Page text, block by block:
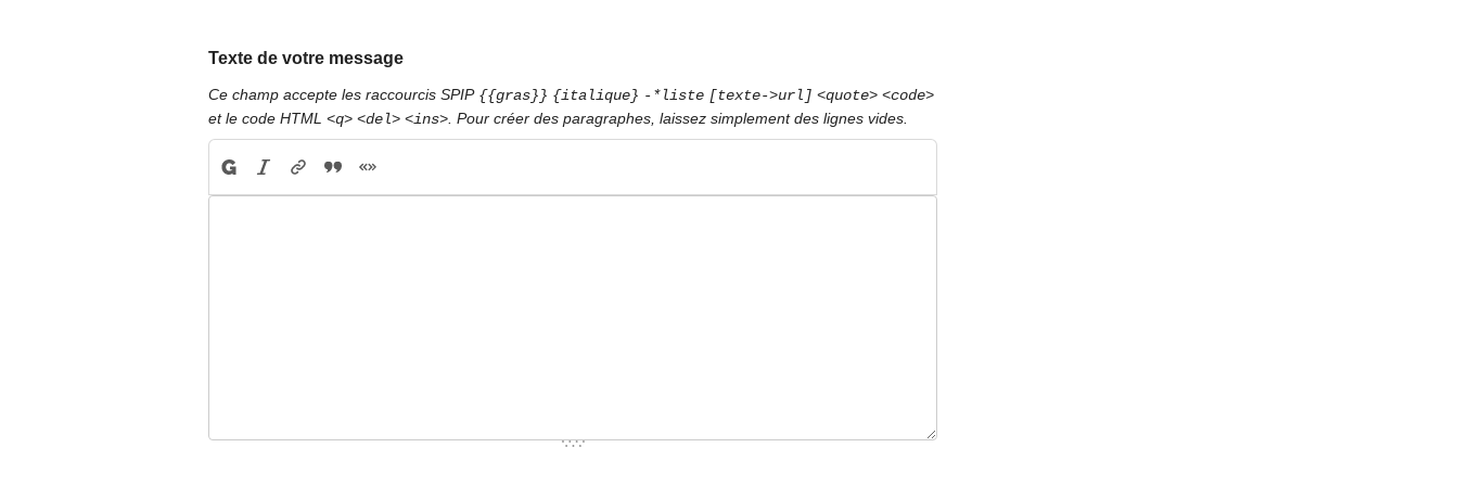
Texte de votre message
Ce champ accepte les raccourcis SPIP {{gras}} {italique} -*liste [texte->url] <quote> <code>
et le code HTML <q> <del> <ins> . Pour créer des paragraphes, laissez simplement des lignes vides.